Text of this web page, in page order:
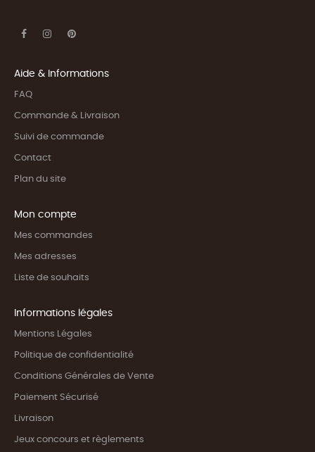
Aide & Informations
FAQ
Commande & Livraison
Suivi de commande
Contact
Plan du site
Mon compte
Mes commandes
Mes adresses
Liste de souhaits
Informations légales
Mentions Légales
Politique de confidentialité
Conditions Générales de Vente
Paiement Sécurisé
Livraison
Jeux concours et règlements